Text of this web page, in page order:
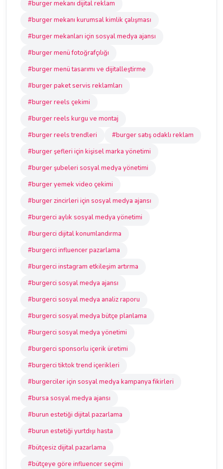
#burger mekanı dijital reklam
#burger mekanı kurumsal kimlik çalışması
#burger mekanları için sosyal medya ajansı
#burger menü fotoğrafçılığı
#burger menü tasarımı ve dijitalleştirme
#burger paket servis reklamları
#burger reels çekimi
#burger reels kurgu ve montaj
#burger reels trendleri
#burger satış odaklı reklam
#burger şefleri için kişisel marka yönetimi
#burger şubeleri sosyal medya yönetimi
#burger yemek video çekimi
#burger zincirleri için sosyal medya ajansı
#burgerci aylık sosyal medya yönetimi
#burgerci dijital konumlandırma
#burgerci influencer pazarlama
#burgerci instagram etkileşim artırma
#burgerci sosyal medya ajansı
#burgerci sosyal medya analiz raporu
#burgerci sosyal medya bütçe planlama
#burgerci sosyal medya yönetimi
#burgerci sponsorlu içerik üretimi
#burgerci tiktok trend içerikleri
#burgerciler için sosyal medya kampanya fikirleri
#bursa sosyal medya ajansı
#burun estetiği dijital pazarlama
#burun estetiği yurtdışı hasta
#bütçesiz dijital pazarlama
#bütçeye göre influencer seçimi